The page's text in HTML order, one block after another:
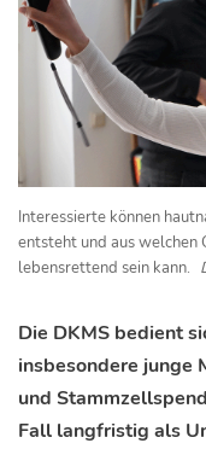
Interessierte können
entsteht und aus welchen
lebensrettend sein kann.
Die DKMS bedient
insbesondere junge
und
Fall langfristig als